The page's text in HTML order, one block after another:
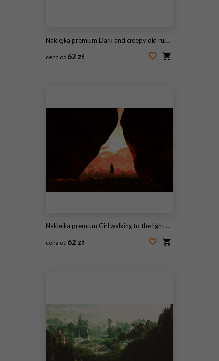
Naklejka premium Dark and creepy old ruined medieval fantasy temple. 3D illustration.
cena od 62 zł
Naklejka premium Girl walking to the light and exit the cave,3d illustration
cena od 62 zł